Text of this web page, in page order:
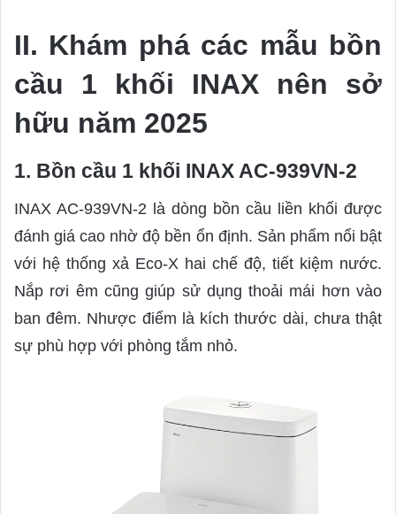
II. Khám phá các mẫu bồn
cầu 1 khối INAX nên sở
hữu năm 2025
1. Bồn cầu 1 khối INAX AC-939VN-2
INAX AC-939VN-2 là dòng bồn cầu liền khối được
đánh giá cao nhờ độ bền ổn định. Sản phẩm nổi bật
với hệ thống xả Eco-X hai chế độ, tiết kiệm nước.
Nắp rơi êm cũng giúp sử dụng thoải mái hơn vào
ban đêm. Nhược điểm là kích thước dài, chưa thật
sự phù hợp với phòng tắm nhỏ.